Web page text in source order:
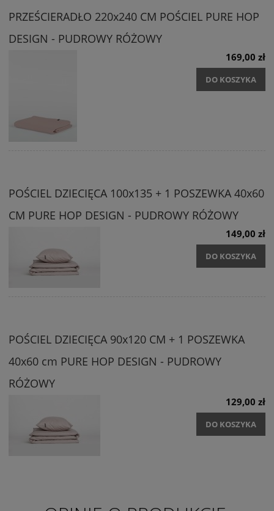
PRZEŚCIERADŁO 220x240 CM POŚCIEL PURE HOP
DESIGN - PUDROWY RÓŻOWY
169,00 zł
DO KOSZYKA
POŚCIEL DZIECIĘCA 100x135 + 1 POSZEWKA 40x60
CM PURE HOP DESIGN - PUDROWY RÓŻOWY
149,00 zł
DO KOSZYKA
POŚCIEL DZIECIĘCA 90x120 CM + 1 POSZEWKA
40x60 cm PURE HOP DESIGN - PUDROWY
RÓŻOWY
129,00 zł
DO KOSZYKA